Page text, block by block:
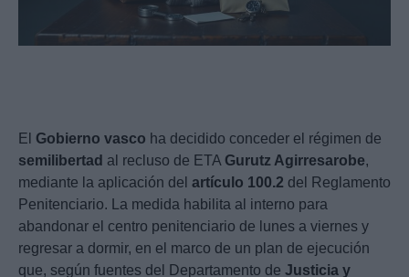
El Gobierno vasco ha decidido conceder el régimen de
semilibertad al recluso de ETA Gurutz Agirresarobe,
mediante la aplicación del artículo 100.2 del Reglamento
Penitenciario. La medida habilita al interno para
abandonar el centro penitenciario de lunes a viernes y
regresar a dormir, en el marco de un plan de ejecución
que, según fuentes del Departamento de Justicia y